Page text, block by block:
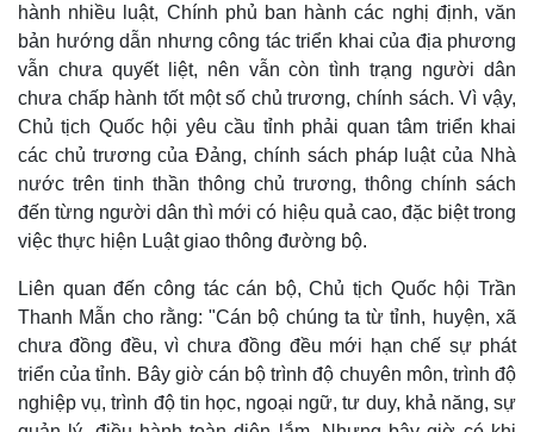
Pháp luật
Vụ án
Tin nóng
Tư vấn luật
Quân sự - Quốc phòng
Vũ khí
Việt Nam
Phân tích
hành nhiều luật, Chính phủ ban hành các nghị định, văn
bản hướng dẫn nhưng công tác triển khai của địa phương
vẫn chưa quyết liệt, nên vẫn còn tình trạng người dân
chưa chấp hành tốt một số chủ trương, chính sách. Vì vậy,
Chủ tịch Quốc hội yêu cầu tỉnh phải quan tâm triển khai
các chủ trương của Đảng, chính sách pháp luật của Nhà
nước trên tinh thần thông chủ trương, thông chính sách
đến từng người dân thì mới có hiệu quả cao, đặc biệt trong
việc thực hiện Luật giao thông đường bộ.
Liên quan đến công tác cán bộ, Chủ tịch Quốc hội Trần
Thanh Mẫn cho rằng: "Cán bộ chúng ta từ tỉnh, huyện, xã
chưa đồng đều, vì chưa đồng đều mới hạn chế sự phát
triển của tỉnh. Bây giờ cán bộ trình độ chuyên môn, trình độ
nghiệp vụ, trình độ tin học, ngoại ngữ, tư duy, khả năng, sự